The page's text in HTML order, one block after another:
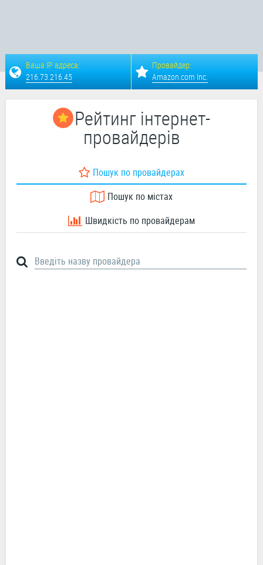
Ваша IP адреса:
216.73.216.45
Провайдер:
Amazon.com Inc.
Рейтинг інтернет-
провайдерів
Пошук по провайдерах
Пошук по містах
Швидкість по провайдерам
Введіть назву провайдера